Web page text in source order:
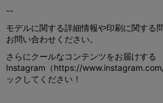
--
モデルに関する詳細情報や印刷に関する
お問い合わせください。
さらにクールなコンテンツをお届けする
Instagram（https://
ックしてください！